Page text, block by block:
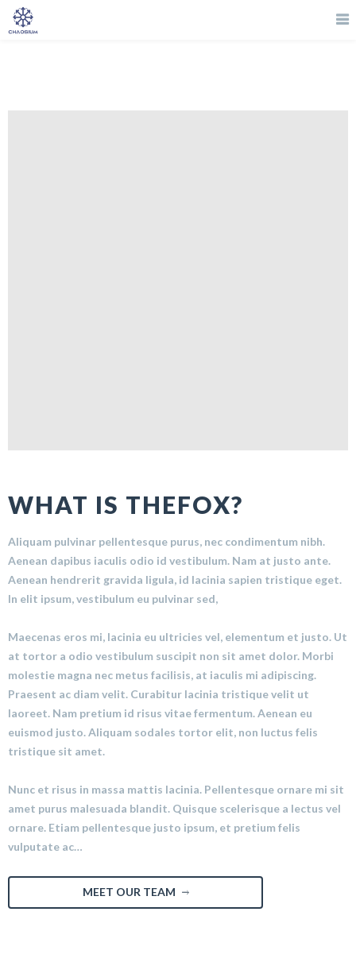
WHAT IS THEFOX?
Aliquam pulvinar pellentesque purus, nec condimentum nibh.
Aenean dapibus iaculis odio id vestibulum. Nam at justo ante.
Aenean hendrerit gravida ligula, id lacinia sapien tristique eget.
In elit ipsum, vestibulum eu pulvinar sed,
Maecenas eros mi, lacinia eu ultricies vel, elementum et justo. Ut
at tortor a odio vestibulum suscipit non sit amet dolor. Morbi
molestie magna nec metus facilisis, at iaculis mi adipiscing.
Praesent ac diam velit. Curabitur lacinia tristique velit ut
laoreet. Nam pretium id risus vitae fermentum. Aenean eu
euismod justo. Aliquam sodales tortor elit, non luctus felis
tristique sit amet.
Nunc et risus in massa mattis lacinia. Pellentesque ornare mi sit
amet purus malesuada blandit. Quisque scelerisque a lectus vel
ornare. Etiam pellentesque justo ipsum, et pretium felis
vulputate ac…
MEET OUR TEAM